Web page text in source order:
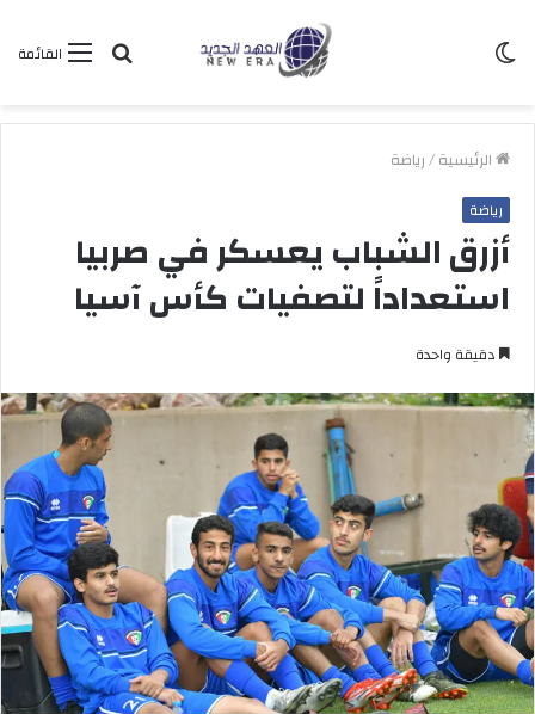
القائمة بحث
الرئيسية/رياضة
رياضة
أزرق الشباب يعسكر في صربيا
استعداداً لتصفيات كأس آسيا
دقيقة واحدة